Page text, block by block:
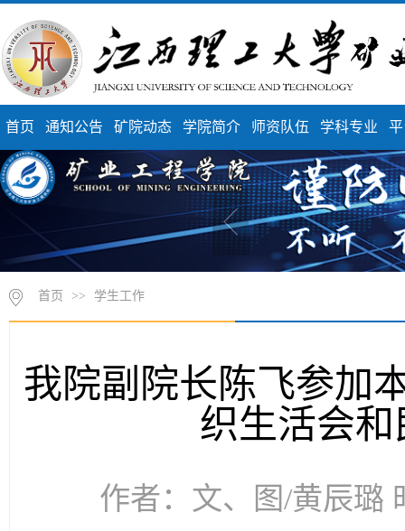
首页 通知公告 矿院动态 学院简介 师资队伍 学科专业
首页 >> 学生工作
我院副院长陈飞参加
织生活会
作者：文、图/黄辰璐